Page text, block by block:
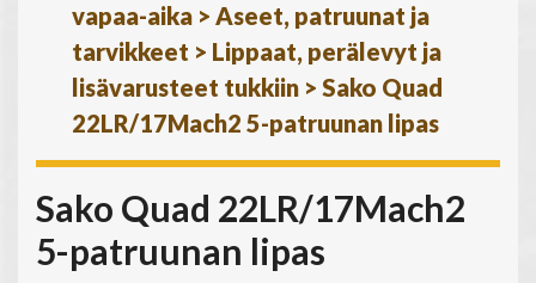
vapaa-aika > Aseet, patruunat ja
tarvikkeet > Lippaat, perälevyt ja
lisävarusteet tukkiin > Sako Quad
22LR/17Mach2 5-patruunan lipas
Sako Quad 22LR/17Mach2
5-patruunan lipas